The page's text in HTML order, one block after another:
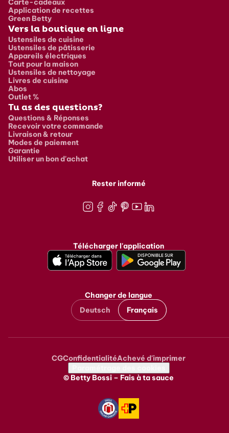
Application de recettes
Green Betty
Vers la boutique en ligne
Ustensiles de cuisine
Ustensiles de pâtisserie
Appareils électriques
Tout pour la maison
Ustensiles de nettoyage
Livres de cuisine
Abos
Outlet %
Tu as des questions?
Questions & Réponses
Recevoir votre commande
Livraison & retour
Modes de paiement
Garantie
Utiliser un bon d'achat
Rester informé
Télécharger l'application
Changer de langue
Deutsch
Français
Metanavigation
CGConfidentialitéAchevé d'imprimer
© Betty Bossi – Fais à ta sauce